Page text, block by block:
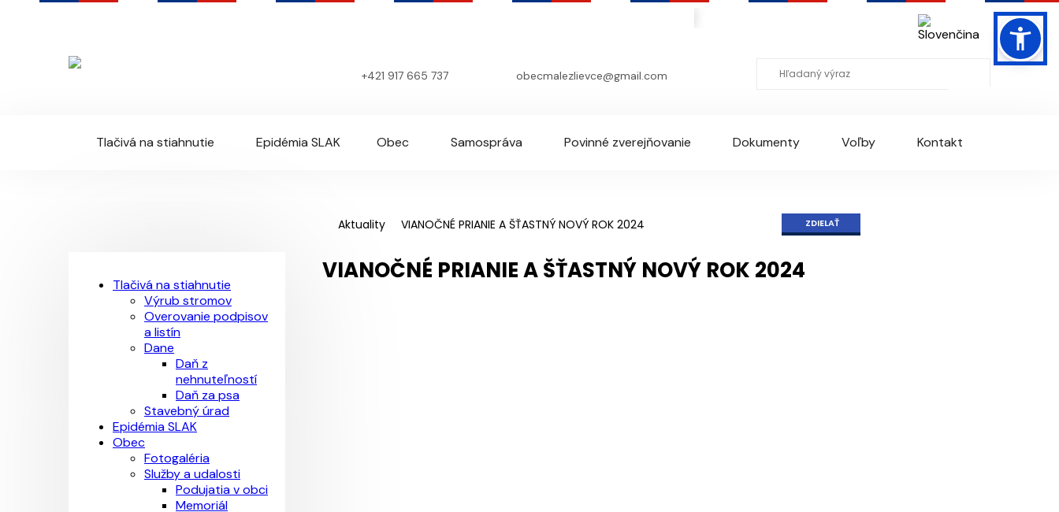
+421 917 665 737 obecmalezlievce@gmail.com
Tlačivá na stiahnutie Epidémia SLAK Obec Samospráva Povinné zverejňovanie Dokumenty Voľby Kontakt
Aktuality VIANOČNÉ PRIANIE A ŠŤASTNÝ NOVÝ ROK 2024 ZDIELAŤ
VIANOČNÉ PRIANIE A ŠŤASTNÝ NOVÝ ROK 2024
Tlačivá na stiahnutie
Výrub stromov
Overovanie podpisov
a listín
Dane
Daň z
nehnuteľností
Daň za psa
Stavebný úrad
Epidémia SLAK
Obec
Fotogaléria
Služby a udalosti
Podujatia v obci
Memoriál